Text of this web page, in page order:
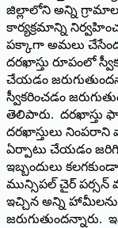
జిల్లాలోని అన్ని
కార్యక్రమాన్ని
పక్కాగా అమలు
దరఖాస్తు రూపంలో
చేయడం
స్వీకరించడం
తెలిపారు. దరఖాస్తు
దరఖాస్తులు నింపరాని
ఏర్పాటు చేయడం
ఇబ్బందులు
మున్సిపల్ చైర్ పర్సన్
ఇచ్చిన అన్ని హామీలను
జరుగుతుందన్నారు.